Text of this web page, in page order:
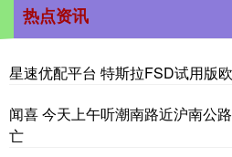
热点资讯
星速优配平台 特斯拉FSD试用版
闻喜 今天上午听潮南路近沪南公
亡